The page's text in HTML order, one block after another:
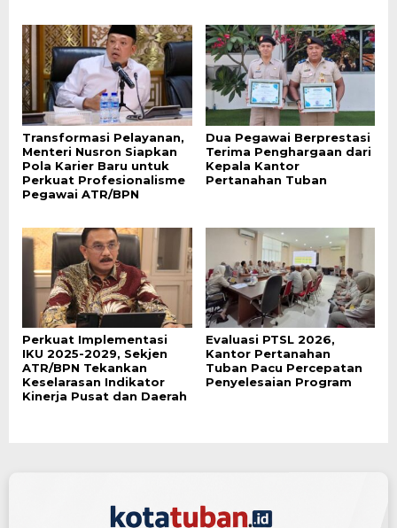
Transformasi Pelayanan,
Menteri Nusron Siapkan
Pola Karier Baru untuk
Perkuat Profesionalisme
Pegawai ATR/BPN
Dua Pegawai Berprestasi
Terima Penghargaan dari
Kepala Kantor
Pertanahan Tuban
Perkuat Implementasi
IKU 2025-2029, Sekjen
ATR/BPN Tekankan
Keselarasan Indikator
Kinerja Pusat dan Daerah
Evaluasi PTSL 2026,
Kantor Pertanahan
Tuban Pacu Percepatan
Penyelesaian Program